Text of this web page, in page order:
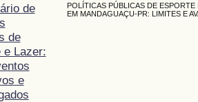
de
de
e Lazer:
e
POLÍTICAS PÚBLICAS DE ESPORTE
EM MANDAGUAÇU-PR: LIMITES E